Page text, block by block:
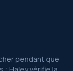
pendant que